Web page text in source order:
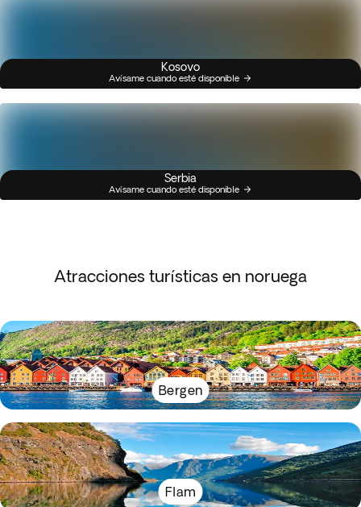
Kosovo
Avísame cuando esté disponible
Serbia
Avísame cuando esté disponible
Atracciones turísticas en noruega
Bergen
Flam